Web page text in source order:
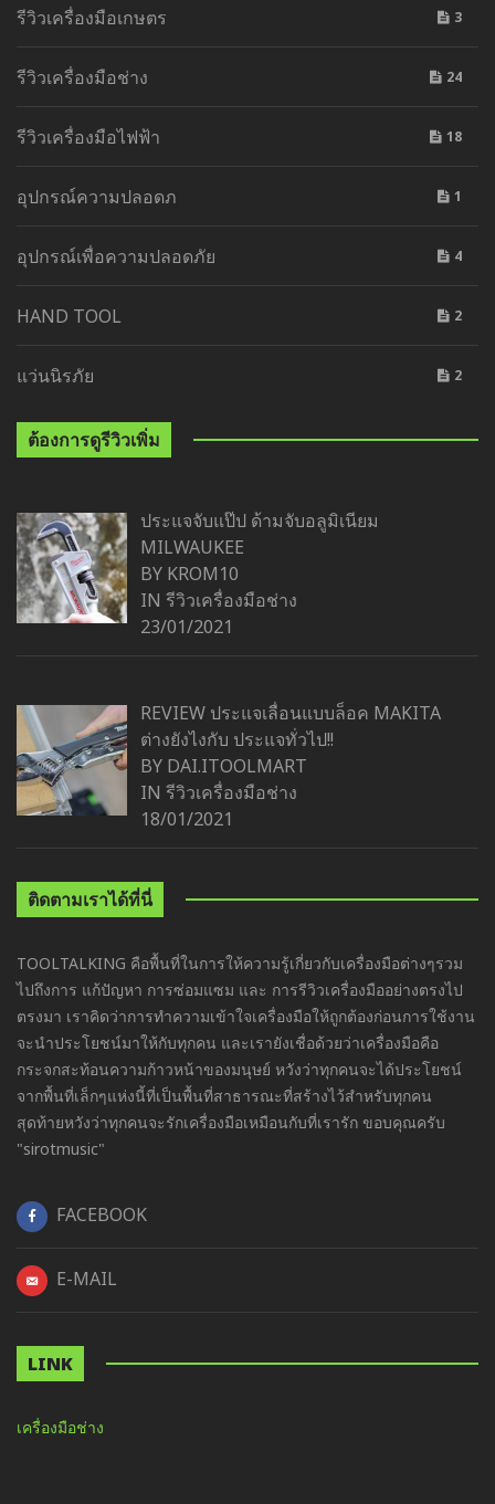
รีวิวเครื่องมือเกษตร 3
รีวิวเครื่องมือช่าง 24
รีวิวเครื่องมือไฟฟ้า 18
อุปกรณ์ความปลอดภ 1
อุปกรณ์เพื่อความปลอดภัย 4
HAND TOOL 2
แว่นนิรภัย 2
ต้องการดูรีวิวเพิ่ม
ประแจจับแป๊ป ด้ามจับอลูมิเนียม
MILWAUKEE
BY KROM10
IN รีวิวเครื่องมือช่าง
23/01/2021
REVIEW ประแจเลื่อนแบบล็อค MAKITA
ต่างยังไงกับ ประแจทั่วไป!!
BY DAI.ITOOLMART
IN รีวิวเครื่องมือช่าง
18/01/2021
ติดตามเราได้ที่นี่
TOOLTALKING คือพื้นที่ในการให้ความรู้เกี่ยวกับเครื่องมือต่างๆรวม
ไปถึงการ แก้ปัญหา การซ่อมแซม และ การรีวิวเครื่องมืออย่างตรงไป
ตรงมา เราคิดว่าการทำความเข้าใจเครื่องมือให้ถูกต้องก่อนการใช้งาน
จะนำประโยชน์มาให้กับทุกคน และเรายังเชื่อด้วยว่าเครื่องมือคือ
กระจกสะท้อนความก้าวหน้าของมนุษย์ หวังว่าทุกคนจะได้ประโยชน์
จากพื้นที่เล็กๆแห่งนี้ที่เป็นพื้นที่สาธารณะที่สร้างไว้สำหรับทุกคน
สุดท้ายหวังว่าทุกคนจะรักเครื่องมือเหมือนกับที่เรารัก ขอบคุณครับ
"sirotmusic"
FACEBOOK
E-MAIL
LINK
เครื่องมือช่าง